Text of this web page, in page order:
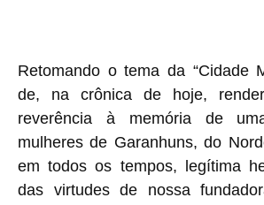
Retomando o tema da “Cidade
de, na crônica de hoje,
reverência à memória de
mulheres de Garanhuns, do
em todos os tempos, legítima
das virtudes de nossa